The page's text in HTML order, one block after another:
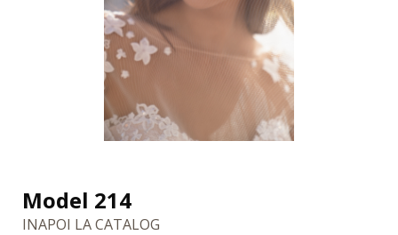
Model 214
INAPOI LA CATALOG